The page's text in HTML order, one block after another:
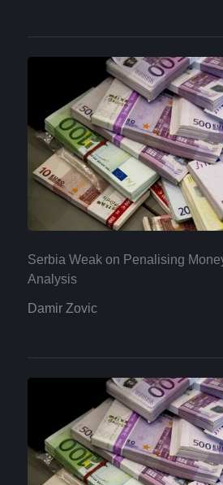
Serbia Weak on Penalising
Analysis
Damir Zovic